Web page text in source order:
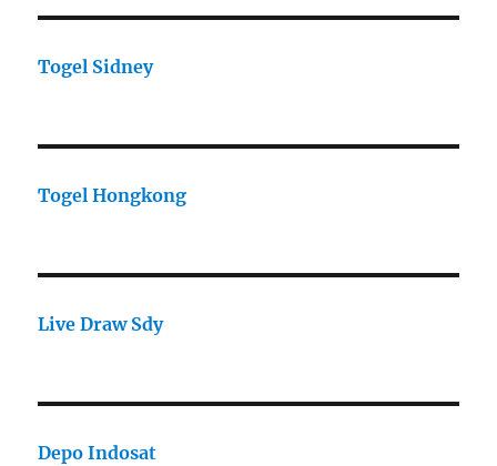
Togel Sidney
Togel Hongkong
Live Draw Sdy
Depo Indosat